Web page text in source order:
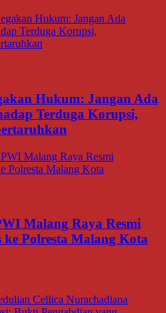
Hukum: Jangan Ada
Terduga Korupsi,
Malang Raya Resmi
Polresta Malang Kota